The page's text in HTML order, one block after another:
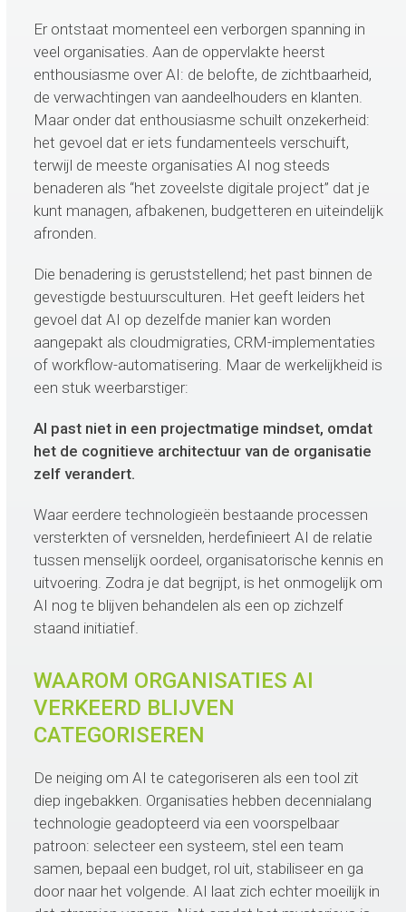
Er ontstaat momenteel een verborgen spanning in
veel organisaties. Aan de oppervlakte heerst
enthousiasme over AI: de belofte, de zichtbaarheid,
de verwachtingen van aandeelhouders en klanten.
Maar onder dat enthousiasme schuilt onzekerheid:
het gevoel dat er iets fundamenteels verschuift,
terwijl de meeste organisaties AI nog steeds
benaderen als “het zoveelste digitale project” dat je
kunt managen, afbakenen, budgetteren en uiteindelijk
afronden.
Die benadering is geruststellend; het past binnen de
gevestigde bestuursculturen. Het geeft leiders het
gevoel dat AI op dezelfde manier kan worden
aangepakt als cloudmigraties, CRM-implementaties
of workflow-automatisering. Maar de werkelijkheid is
een stuk weerbarstiger:
AI past niet in een projectmatige mindset, omdat
het de cognitieve architectuur van de organisatie
zelf verandert.
Waar eerdere technologieën bestaande processen
versterkten of versnelden, herdefinieert AI de relatie
tussen menselijk oordeel, organisatorische kennis en
uitvoering. Zodra je dat begrijpt, is het onmogelijk om
AI nog te blijven behandelen als een op zichzelf
staand initiatief.
WAAROM ORGANISATIES AI
VERKEERD BLIJVEN
CATEGORISEREN
De neiging om AI te categoriseren als een tool zit
diep ingebakken. Organisaties hebben decennialang
technologie geadopteerd via een voorspelbaar
patroon: selecteer een systeem, stel een team
samen, bepaal een budget, rol uit, stabiliseer en ga
door naar het volgende. AI laat zich echter moeilijk in